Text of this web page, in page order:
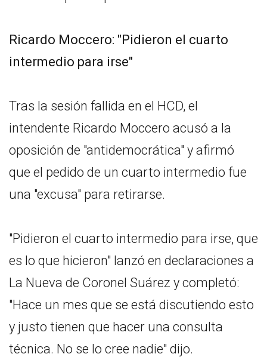
Ricardo Moccero: "Pidieron el cuarto
intermedio para irse"
Tras la sesión fallida en el HCD, el
intendente Ricardo Moccero acusó a la
oposición de "antidemocrática" y afirmó
que el pedido de un cuarto intermedio fue
una "excusa" para retirarse.
"Pidieron el cuarto intermedio para irse, que
es lo que hicieron" lanzó en declaraciones a
La Nueva de Coronel Suárez y completó:
"Hace un mes que se está discutiendo esto
y justo tienen que hacer una consulta
técnica. No se lo cree nadie" dijo.